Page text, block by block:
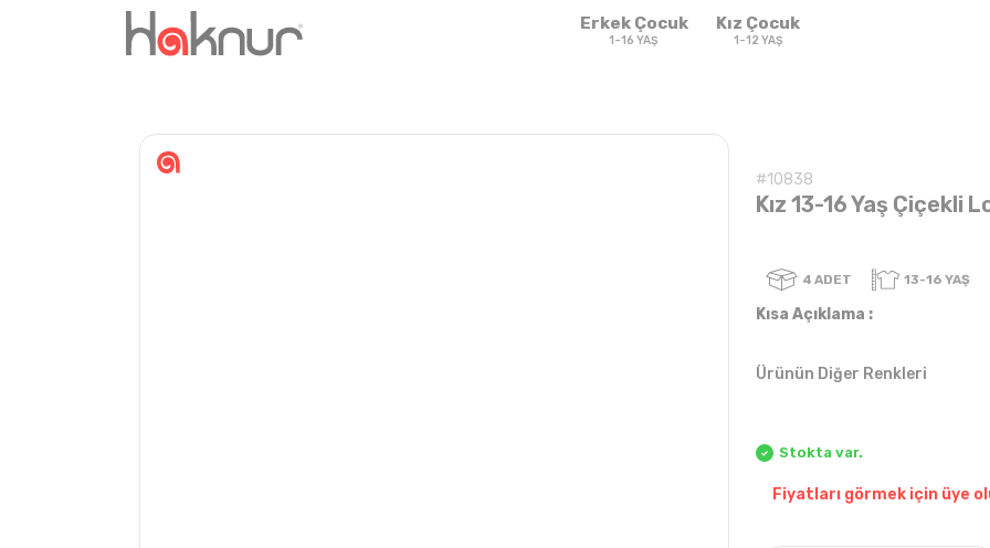
Erkek Çocuk
1-16 YAŞ
Sweatshirt & T-
#10838
Kız 13-16 Yaş Çiçekli
Kısa Açıklama :
Ürünün Diğer Renkleri
Stokta var.
Fiyatları görmek için üye